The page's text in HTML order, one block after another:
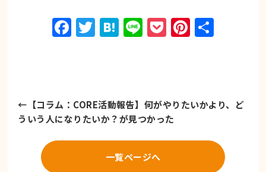
Facebook
Twitter
Hatena
LinePocket
← 【コラム：CORE活動報告】何がやりたいかより、ど
ういう人になりたいか？が見つかった
一覧ページへ